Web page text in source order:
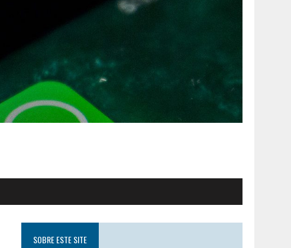
SOBRE ESTE SITE